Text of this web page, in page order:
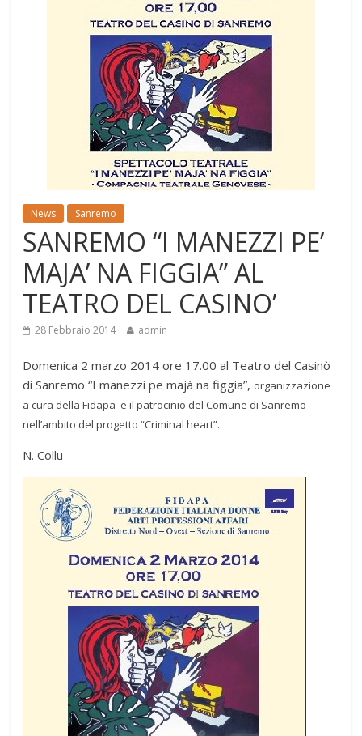
News Sanremo
SANREMO “I MANEZZI PE’
MAJA’ NA FIGGIA” AL
TEATRO DEL CASINO’
28 Febbraio 2014 admin
Domenica 2 marzo 2014 ore 17.00 al Teatro del Casinò
di Sanremo “I manezzi pe majà na figgia”, organizzazione
a cura della Fidapa e il patrocinio del Comune di Sanremo
nell’ambito del progetto “Criminal heart”.
N. Collu